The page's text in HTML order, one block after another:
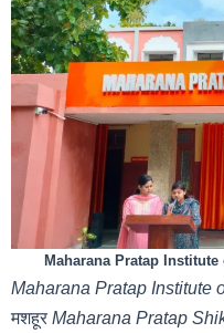
Maharana Pratap
Maharana Pratap Institute
मशहूर Maharana Pratap